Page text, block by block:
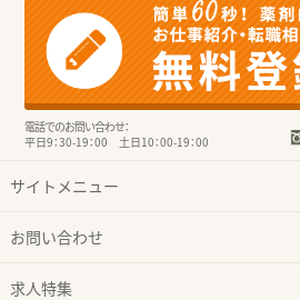
電話でのお問い合わせ：
平日9：30-19：00 土日10：00-19：00
サイトメニュー
お問い合わせ
求人特集